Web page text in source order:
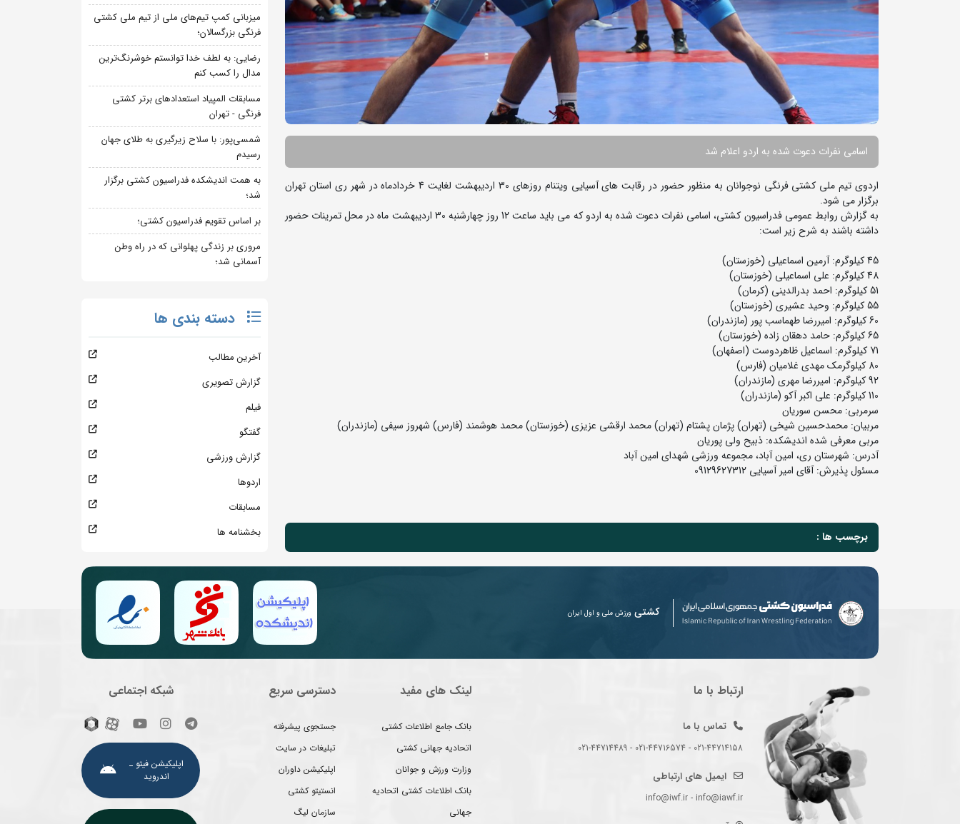
اسامی نفرات دعوت شده به اردو اعلام شد
اردوی تیم ملی کشتی فرنگی نوجوانان به منظور حضور در رقابت های آسیایی ویتنام روزهای 30 اردیبهشت لغایت 4 خردادماه در شهر ری استان تهران
برگزار می شود.
به گزارش روابط عمومی فدراسیون کشتی، اسامی نفرات دعوت شده به اردو که می باید ساعت 12 روز چهارشنبه 30 اردیبهشت ماه در محل تمرینات حضور
داشته باشند به شرح زیر است:
45 کیلوگرم: آرمین اسماعیلی (خوزستان)
48 کیلوگرم: علی اسماعیلی (خوزستان)
51 کیلوگرم: احمد بدرالدینی (کرمان)
55 کیلوگرم: وحید عشیری (خوزستان)
60 کیلوگرم: امیررضا طهماسب پور (مازندران)
65 کیلوگرم: حامد دهقان زاده (خوزستان)
71 کیلوگرم: اسماعیل ظاهردوست (اصفهان)
80 کیلوگرمک مهدی غلامیان (فارس)
92 کیلوگرم: امیررضا مهری (مازندران)
110 کیلوگرم: علی اکبر آکو (مازندران)
سرمربی: محسن سوریان
مربیان: محمدحسین شیخی (تهران) پژمان پشتام (تهران) محمد ارقشی عزیزی (خوزستان) محمد هوشمند (فارس) شهروز سیفی (مازندران)
مربی معرفی شده اندیشکده: ذبیح ولی پوریان
آدرس: شهرستان ری، امین آباد، مجموعه ورزشی شهدای امین آباد
مسئول پذیرش: آقای امیر آسیایی 09129627312
برچسب ها :
میزبانی کمپ تیم‌های ملی از تیم ملی کشتی
فرنگی بزرگسالان؛
رضایی: به لطف خدا توانستم خوشرنگ‌ترین
مدال را کسب کنم
مسابقات المپیاد استعدادهای برتر کشتی
فرنگی - تهران
شمسی‌پور: با سلاح زیرگیری به طلای جهان
رسیدم
به همت اندیشکده فدراسیون کشتی برگزار
شد؛
بر اساس تقویم فدراسیون کشتی؛
مروری بر زندگی پهلوانی که در راه وطن
آسمانی شد؛
دسته بندی ها
آخرین مطالب
گزارش تصویری
فیلم
گفتگو
گزارش ورزشی
اردوها
مسابقات
بخشنامه ها
کشتی ورزش ملی و اول ایران
ارتباط با ما
تماس با ما
021-44714158 - 021-44716574 - 021-44714489
ایمیل های ارتباطی
info@iwf.ir - info@iawf.ir
لینک های مفید
بانک جامع اطلاعات کشتی
اتحادیه جهانی کشتی
وزارت ورزش و جوانان
بانک اطلاعات کشتی اتحادیه
جهانی
دسترسی سریع
جستجوی پیشرفته
تبلیغات در سایت
اپلیکیشن داوران
انستیتو کشتی
سازمان لیگ
شبکه اجتماعی
اپلیکیشن فیتو ـ
اندروید